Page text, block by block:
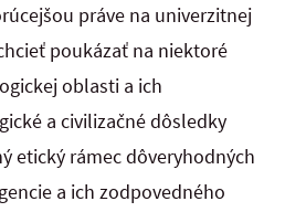
práve na univerzitnej
poukázať na niektoré
oblasti a ich
a civilizačné dôsledky
etický rámec dôveryhodných
a ich zodpovedného